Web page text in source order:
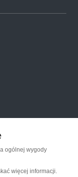
ogólnej wygody
więcej informacji.